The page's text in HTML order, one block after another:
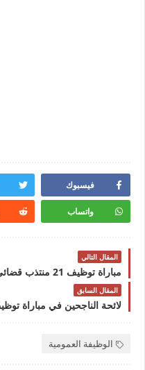
فيسبوك
واتساب
المقال التالي
المقال السابق
الوظيفة العمومية